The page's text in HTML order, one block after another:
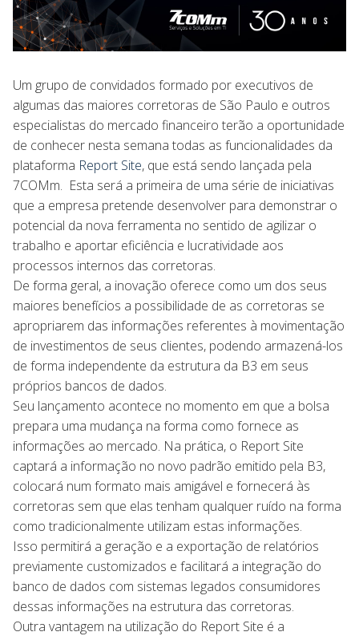
Um grupo de convidados formado por executivos de
algumas das maiores corretoras de São Paulo e outros
especialistas do mercado financeiro terão a oportunidade
de conhecer nesta semana todas as funcionalidades da
plataforma Report Site, que está sendo lançada pela
7COMm. Esta será a primeira de uma série de iniciativas
que a empresa pretende desenvolver para demonstrar o
potencial da nova ferramenta no sentido de agilizar o
trabalho e aportar eficiência e lucratividade aos
processos internos das corretoras.
De forma geral, a inovação oferece como um dos seus
maiores benefícios a possibilidade de as corretoras se
apropriarem das informações referentes à movimentação
de investimentos de seus clientes, podendo armazená-los
de forma independente da estrutura da B3 em seus
próprios bancos de dados.
Seu lançamento acontece no momento em que a bolsa
prepara uma mudança na forma como fornece as
informações ao mercado. Na prática, o Report Site
captará a informação no novo padrão emitido pela B3,
colocará num formato mais amigável e fornecerá às
corretoras sem que elas tenham qualquer ruído na forma
como tradicionalmente utilizam estas informações.
Isso permitirá a geração e a exportação de relatórios
previamente customizados e facilitará a integração do
banco de dados com sistemas legados consumidores
dessas informações na estrutura das corretoras.
Outra vantagem na utilização do Report Site é a